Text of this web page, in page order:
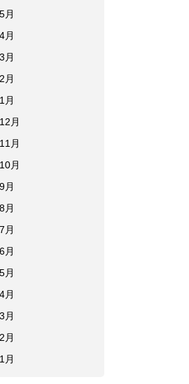
月
月
月
月
月
月
月
月
月
月
月
月
月
月
月
月
月